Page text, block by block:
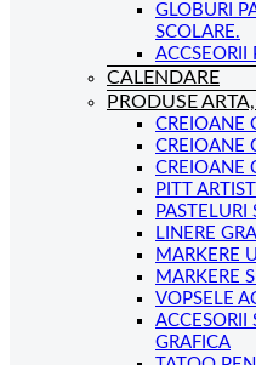
GLOBURI
SCOLARE.
ACCSEORII
CALENDARE
PRODUSE
CREIOANE
CREIOANE
CREIOANE
PITT
PASTELURI
LINERE
MARKERE
MARKERE
VOPSELE
ACCESORII
GRAFICA